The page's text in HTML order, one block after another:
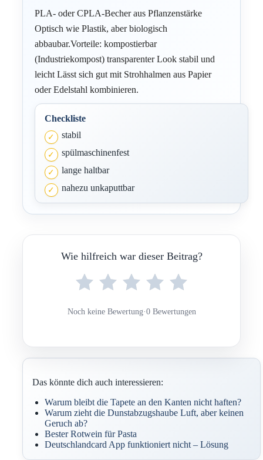
PLA- oder CPLA-Becher aus Pflanzenstärke
Optisch wie Plastik, aber biologisch
abbaubar.Vorteile: kompostierbar
(Industriekompost) transparenter Look stabil und
leicht Lässt sich gut mit Strohhalmen aus Papier
oder Edelstahl kombinieren.
Checkliste
stabil
spülmaschinenfest
lange haltbar
nahezu unkaputtbar
Wie hilfreich war dieser Beitrag?
Noch keine Bewertung·0 Bewertungen
Das könnte dich auch interessieren:
Warum bleibt die Tapete an den Kanten nicht haften?
Warum zieht die Dunstabzugshaube Luft, aber keinen
Geruch ab?
Bester Rotwein für Pasta
Deutschlandcard App funktioniert nicht – Lösung